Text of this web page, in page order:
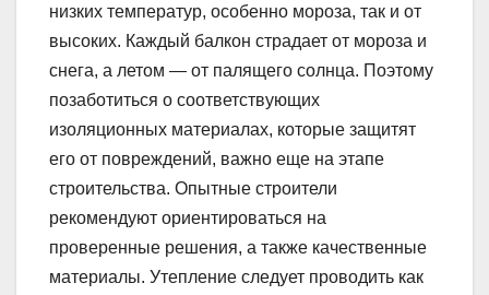
низких температур, особенно мороза, так и от
высоких. Каждый балкон страдает от мороза и
снега, а летом — от палящего солнца. Поэтому
позаботиться о соответствующих
изоляционных материалах, которые защитят
его от повреждений, важно еще на этапе
строительства. Опытные строители
рекомендуют ориентироваться на
проверенные решения, а также качественные
материалы. Утепление следует проводить как